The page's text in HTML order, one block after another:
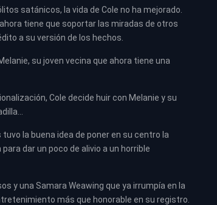
satánicos, la vida de Cole no ha mejorado.
tiene que soportar las miradas de otros
a su versión de los hechos.
su joven vecina que ahora tiene una
Cole decide huir con Melanie y su
la buena idea de poner en su centro la
dar un poco de alivio a un horrible
y una Samara Weawing que ya irrumpía en la
más que honorable en su registro.